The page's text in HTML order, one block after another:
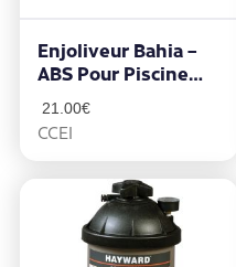
Enjoliveur Bahia –
ABS Pour Piscine
Béton / Argent Ou
Blanc – Projecteur
Brio Z
21.00€
CCEI